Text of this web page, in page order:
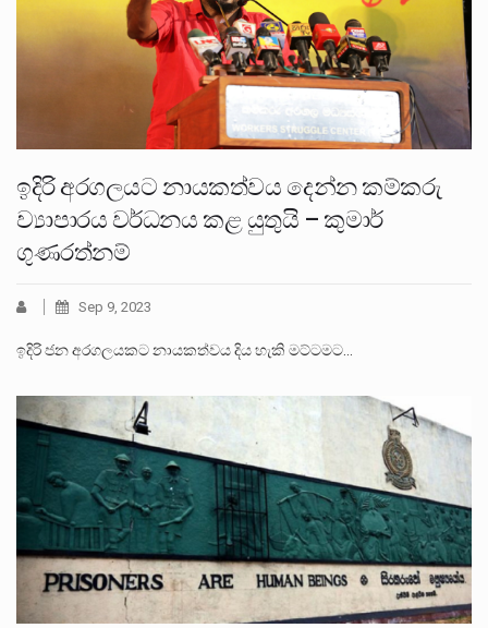
ඉදිරි අරගලයට නායකත්වය දෙන්න කම්කරු
ව්‍යාපාරය වර්ධනය කළ යුතුයි – කුමාර්
ගුණරත්නම්
Sep 9, 2023
ඉදිරි ජන අරගලයකට නායකත්වය දිය හැකි මට්ටමට…